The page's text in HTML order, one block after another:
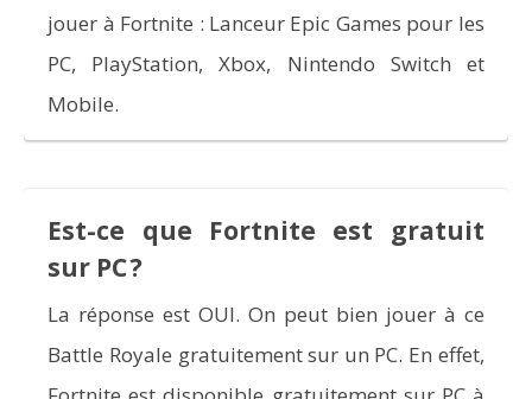
jouer à Fortnite : Lanceur Epic Games pour les
PC, PlayStation, Xbox, Nintendo Switch et
Mobile.
Est-ce que Fortnite est gratuit
sur PC ?
La réponse est OUI. On peut bien jouer à ce
Battle Royale gratuitement sur un PC. En effet,